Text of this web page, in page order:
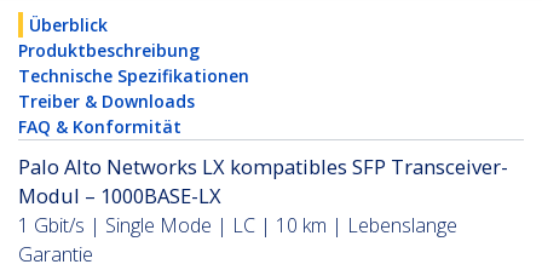
Überblick
Produktbeschreibung
Technische Spezifikationen
Treiber & Downloads
FAQ & Konformität
Palo Alto Networks LX kompatibles SFP Transceiver-
Modul – 1000BASE-LX
1 Gbit/s | Single Mode | LC | 10 km | Lebenslange
Garantie